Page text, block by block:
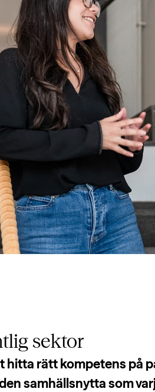
sektor
hitta rätt kompetens på
samhällsnytta som